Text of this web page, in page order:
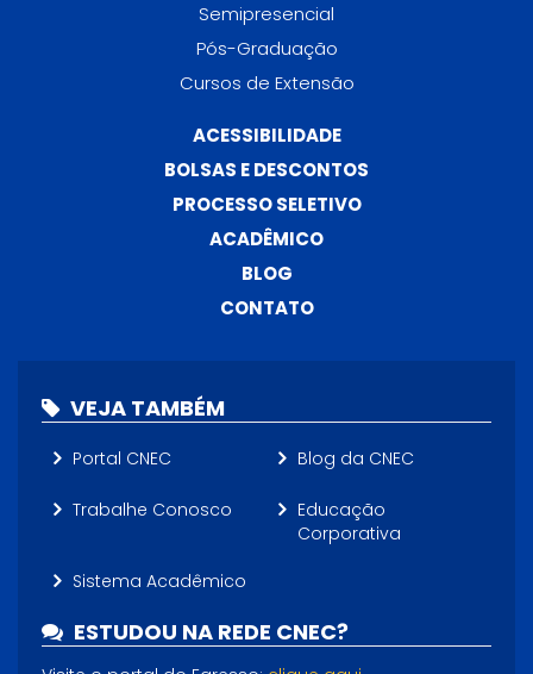
Semipresencial
Pós-Graduação
Cursos de Extensão
ACESSIBILIDADE
BOLSAS E DESCONTOS
PROCESSO SELETIVO
ACADÊMICO
BLOG
CONTATO
VEJA TAMBÉM
Portal CNEC Blog da CNEC
Trabalhe Conosco
Educação
Corporativa
Sistema Acadêmico
ESTUDOU NA REDE CNEC?